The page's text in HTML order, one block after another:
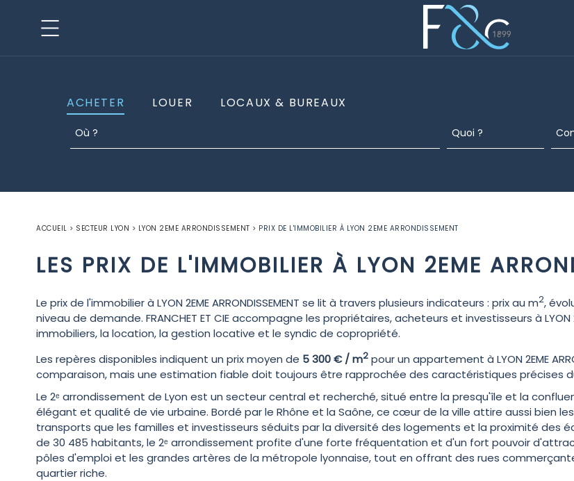
ACHETER LOUER LOCAUX & BUREAUX
ACCUEIL > SECTEUR LYON > LYON 2EME ARRONDISSEMENT > PRIX DE L'IMMOBILIER À LYON 2EME ARRONDISSEMENT
LES PRIX DE L'IMMOBILIER À LYON 2EME
Le prix de l'immobilier à LYON 2EME ARRONDISSEMENT se lit à travers plusieurs indicateurs : prix au m2,
niveau de demande. FRANCHET ET CIE accompagne les propriétaires, acheteurs et investisseurs à LYON
immobiliers, la location, la gestion locative et le syndic de copropriété.
Les repères disponibles indiquent un prix moyen de 5 300 € / m2 pour un appartement à LYON 2EME
comparaison, mais une estimation fiable doit toujours être rapprochée des caractéristiques précises
Le 2ᵉ arrondissement de Lyon est un secteur central et recherché, situé entre la presqu'île et la
élégant et qualité de vie urbaine. Bordé par le Rhône et la Saône, ce cœur de la ville attire aussi bien
transports que les familles et investisseurs séduits par la diversité des logements et la proximité des
de 30 485 habitants, le 2ᵉ arrondissement profite d'une forte fréquentation et d'un fort pouvoir
pôles d'emploi et les grandes artères de la métropole lyonnaise, tout en offrant des rues
quartier riche.